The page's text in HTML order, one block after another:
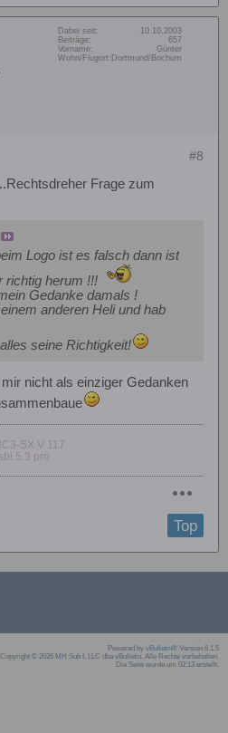
Dabei seit:
10.10.2003
Beiträge:
657
Vorname:
Günter
Wohn/Flugort: Dortmund/Bochum
#8
Frage zum
Logo ist es falsch dann ist
richtig herum !!!
Gedanke damals !
anderen Heli und hab
seine Richtigkeit!
nicht als einziger Gedanken
SX V 117
pro
Top
Powered by vBulletin® Version 6.1.5
Copyright © 2026 MH Sub I, LLC dba vBulletin. Alle Rechte vorbehalten.
Die Seite wurde um 02:13 erstellt.